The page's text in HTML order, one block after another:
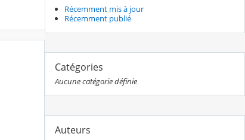
Récemment mis à jour
Récemment publié
Catégories
Aucune catégorie définie
Auteurs